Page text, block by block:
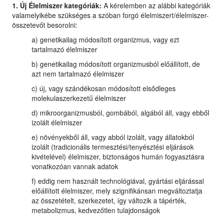
1. Új Élelmiszer kategóriák: A kérelemben az alábbi kategóriák
valamelyikébe szükséges a szóban forgó élelmiszert/élelmiszer-
összetevőt besorolni:
a) genetikailag módosított organizmus, vagy ezt
tartalmazó élelmiszer
b) genetikailag módosított organizmusból előállított, de
azt nem tartalmazó élelmiszer
c) új, vagy szándékosan módosított elsődleges
molekulaszerkezetű élelmiszer
d) mikroorganizmusból, gombából, algából áll, vagy ebből
izolált élelmiszer
e) növényekből áll, vagy abból izolált, vagy állatokból
izolált (tradicionális termesztési/tenyésztési eljárások
kivételével) élelmiszer, biztonságos humán fogyasztásra
vonatkozóan vannak adatok
f) eddig nem használt technológiával, gyártási eljárással
előállított élelmiszer, mely szignifikánsan megváltoztatja
az összetételt, szerkezetet, így változik a tápérték,
metabolizmus, kedvezőtlen tulajdonságok